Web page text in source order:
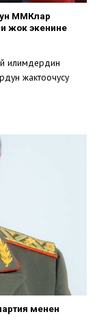
ММКлар
жок экенине
илимдердин
жактоочусу
менен